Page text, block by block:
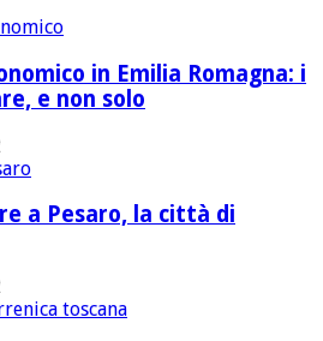
in Emilia Romagna: i
e non solo
a Pesaro, la città di